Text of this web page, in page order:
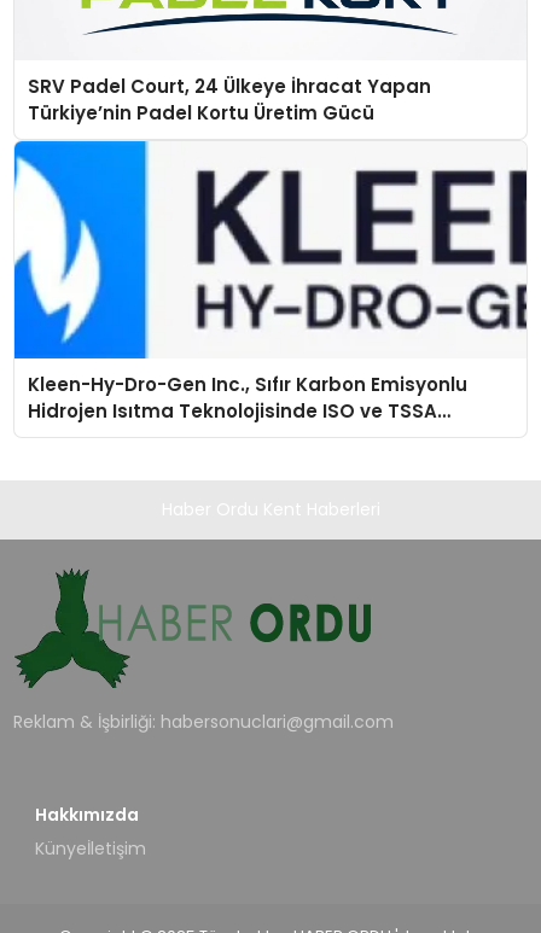
SRV Padel Court, 24 Ülkeye İhracat Yapan
Türkiye’nin Padel Kortu Üretim Gücü
Kleen-Hy-Dro-Gen Inc., Sıfır Karbon Emisyonlu
Hidrojen Isıtma Teknolojisinde ISO ve TSSA
Düzenleyici Onaylarını Aldı
Reklam & İşbirliği: habersonuclari@gmail.com
Hakkımızda
Künyeİletişim